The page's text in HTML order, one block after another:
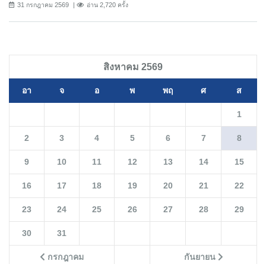
31 กรกฎาคม 2569 อ่าน 2,720 ครั้ง
สิงหาคม 2569
อา จ อ พ พฤ ศ ส
กรกฎาคม กันยายน
1
2 3 4 5 6 7 8
9 10 11 12 13 14 15
16 17 18 19 20 21 22
23 24 25 26 27 28 29
30 31